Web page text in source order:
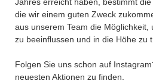
Jahres erreicht haben, bestimmt
die wir einem guten Zweck
aus unserem Team die Möglichkeit,
zu beeinflussen und in die Höhe zu
Folgen Sie uns schon auf
neuesten Aktionen zu finden.